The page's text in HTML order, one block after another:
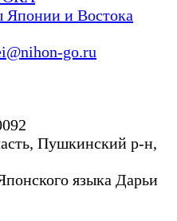
Японии и Востока
go.ru
Пушкинский р-н,
языка Дарьи